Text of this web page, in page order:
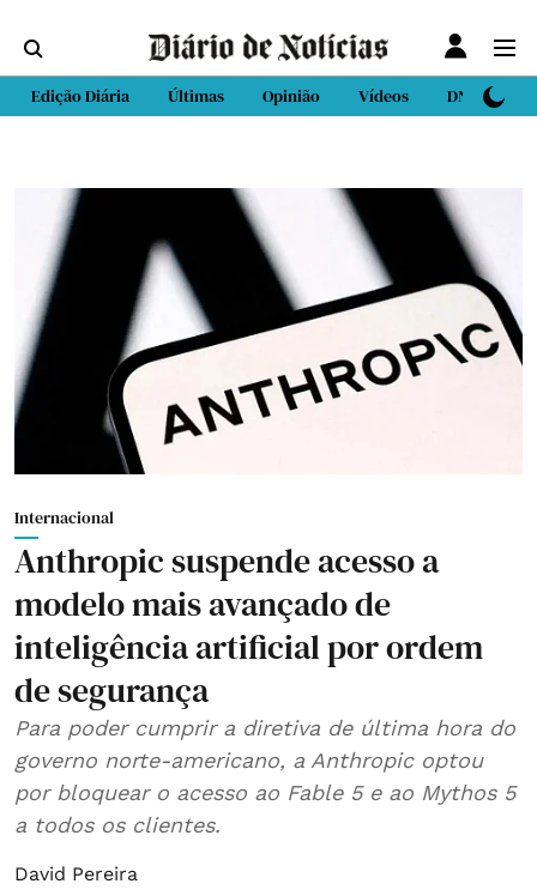
Edição Diária Últimas Opinião Vídeos DN Sport
Internacional
Anthropic suspende acesso a
modelo mais avançado de
inteligência artificial por ordem
de segurança
Para poder cumprir a diretiva de última hora do
governo norte-americano, a Anthropic optou
por bloquear o acesso ao Fable 5 e ao Mythos 5
a todos os clientes.
David Pereira